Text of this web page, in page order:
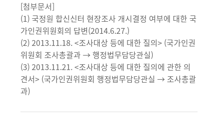
[첨부문서]
(1) 국정원 합신신터 현장조사 개시결정 여부에 대한 국
가인권위원회의 답변(2014.6.27.)
(2) 2013.11.18. <조사대상 등에 대한 질의> (국가인권
위원회 조사총괄과 → 행정법무담당관실)
(3) 2013.11.21. <조사대상 등에 대한 질의에 관한 의
견서> (국가인권위원회 행정법무담당관실 → 조사총괄
과)